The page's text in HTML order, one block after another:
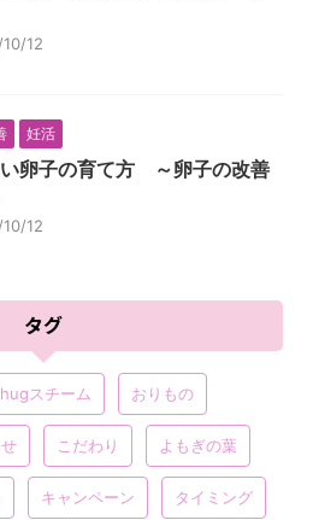
12
妊活
卵子の育て方 ～卵子の改善
12
タグ
hugスチーム おりもの
こだわり よもぎの葉
キャンペーン タイミング